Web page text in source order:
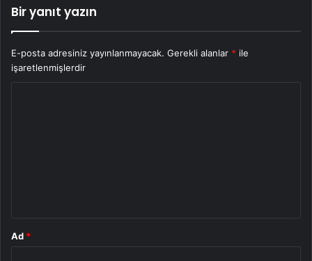
Bir yanıt yazın
E-posta adresiniz yayınlanmayacak. Gerekli alanlar * ile
işaretlenmişlerdir
Ad *